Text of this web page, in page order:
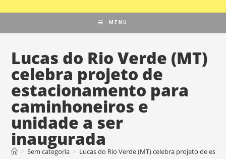
MENU
Lucas do Rio Verde (MT)
celebra projeto de
estacionamento para
caminhoneiros e
unidade a ser
inaugurada
> Sem categoria > Lucas do Rio Verde (MT) celebra projeto de